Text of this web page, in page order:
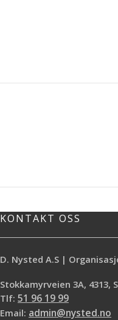
KONTAKT OSS
D. Nysted A.S |
Stokkamyrveien 3A, 4313,
Tlf: 51 96 19 99
Email: admin@nysted.no